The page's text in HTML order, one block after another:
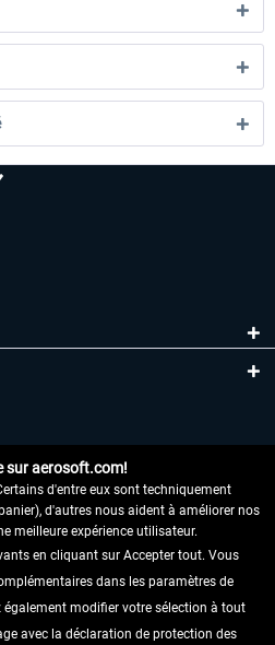
sur aerosoft.com!
d'entre eux sont techniquement
d'autres nous aident à améliorer nos
meilleure expérience utilisateur.
en cliquant sur Accepter tout. Vous
dans les paramètres de
modifier votre sélection à tout
avec la déclaration de protection des